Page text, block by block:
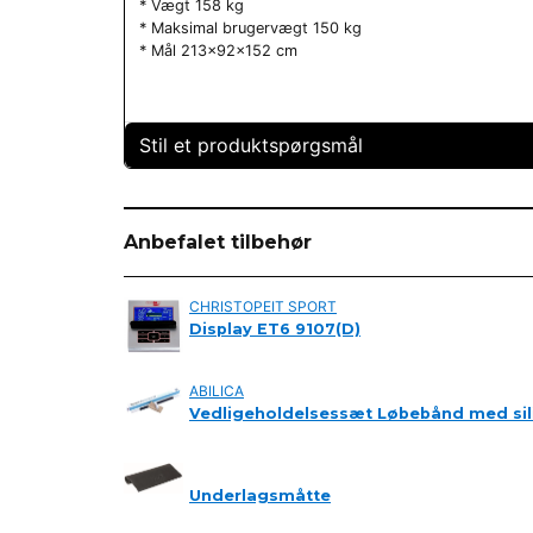
* Vægt 158 ​​kg
* Maksimal brugervægt 150 kg
* Mål 213x92x152 cm
Stil et produktspørgsmål
Spørg os om noget om dette produkt...
name
Navn
Anbefalet tilbehør
CHRISTOPEIT SPORT
Display ET6 9107(D)
ABILICA
Vedligeholdelsessæt Løbebånd med
Underlagsmåtte